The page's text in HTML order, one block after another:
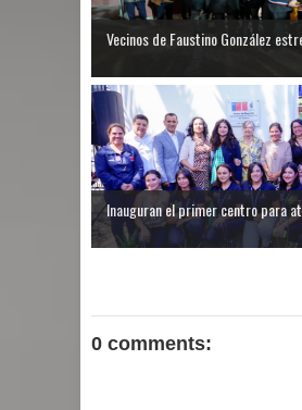
Vecinos de Faustino González
Inauguran el primer centro para
0 comments: